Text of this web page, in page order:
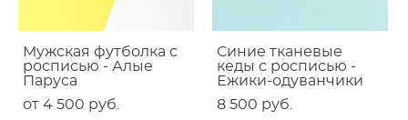
Мужская футболка с
росписью - Алые
Паруса
от 4 500 pуб.
Синие тканевые
кеды с росписью -
Ежики-одуванчики
8 500 pуб.